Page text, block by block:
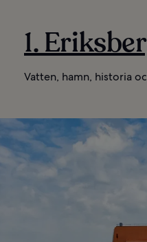
1.
Vatten, hamn, historia